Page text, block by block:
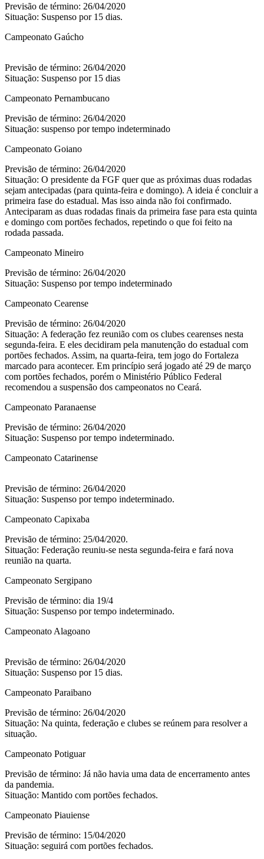
Previsão de término: 26/04/2020
Situação: Suspenso por 15 dias.
Campeonato Gaúcho
Previsão de término: 26/04/2020
Situação: Suspenso por 15 dias
Campeonato Pernambucano
Previsão de término: 26/04/2020
Situação: suspenso por tempo indeterminado
Campeonato Goiano
Previsão de término: 26/04/2020
Situação: O presidente da FGF quer que as próximas duas rodadas
sejam antecipadas (para quinta-feira e domingo). A ideia é concluir a
primeira fase do estadual. Mas isso ainda não foi confirmado.
Anteciparam as duas rodadas finais da primeira fase para esta quinta
e domingo com portões fechados, repetindo o que foi feito na
rodada passada.
Campeonato Mineiro
Previsão de término: 26/04/2020
Situação: Suspenso por tempo indeterminado
Campeonato Cearense
Previsão de término: 26/04/2020
Situação: A federação fez reunião com os clubes cearenses nesta
segunda-feira. E eles decidiram pela manutenção do estadual com
portões fechados. Assim, na quarta-feira, tem jogo do Fortaleza
marcado para acontecer. Em princípio será jogado até 29 de março
com portões fechados, porém o Ministério Público Federal
recomendou a suspensão dos campeonatos no Ceará.
Campeonato Paranaense
Previsão de término: 26/04/2020
Situação: Suspenso por tempo indeterminado.
Campeonato Catarinense
Previsão de término: 26/04/2020
Situação: Suspenso por tempo indeterminado.
Campeonato Capixaba
Previsão de término: 25/04/2020.
Situação: Federação reuniu-se nesta segunda-feira e fará nova
reunião na quarta.
Campeonato Sergipano
Previsão de término: dia 19/4
Situação: Suspenso por tempo indeterminado.
Campeonato Alagoano
Previsão de término: 26/04/2020
Situação: Suspenso por 15 dias.
Campeonato Paraibano
Previsão de término: 26/04/2020
Situação: Na quinta, federação e clubes se reúnem para resolver a
situação.
Campeonato Potiguar
Previsão de término: Já não havia uma data de encerramento antes
da pandemia.
Situação: Mantido com portões fechados.
Campeonato Piauiense
Previsão de término: 15/04/2020
Situação: seguirá com portões fechados.